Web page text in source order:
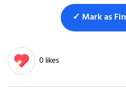
✓ Mark as
0 likes